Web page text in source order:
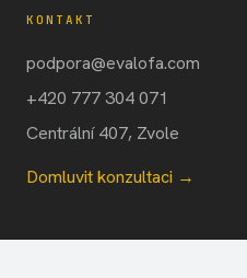
KONTAKT
podpora@evalofa.com
+420 777 304 071
Centrální 407, Zvole
Domluvit konzultaci →